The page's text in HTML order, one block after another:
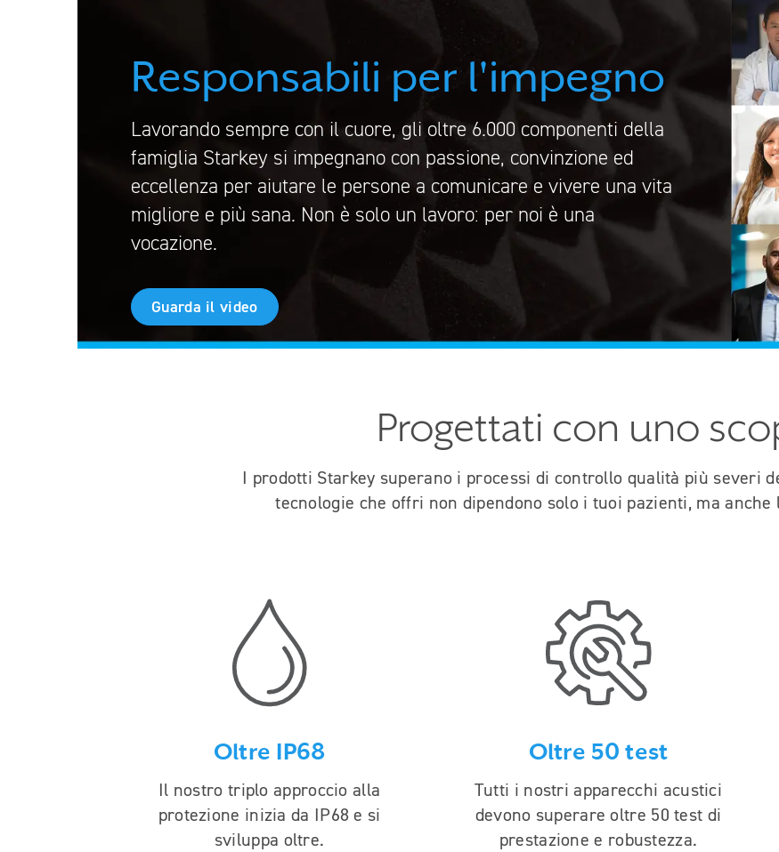
Responsabili per l'impegno
Lavorando sempre con il cuore, gli oltre 6.000 componenti della
famiglia Starkey si impegnano con passione, convinzione ed
eccellenza per aiutare le persone a comunicare e vivere una vita
migliore e più sana. Non è solo un lavoro: per noi è una
vocazione.
Guarda il video
Progettati con uno
I prodotti Starkey superano i processi di controllo qualità più severi
tecnologie che offri non dipendono solo i tuoi pazienti, ma anche
Oltre IP68
Il nostro triplo approccio alla
protezione inizia da IP68 e si
sviluppa oltre.
Oltre 50 test
Tutti i nostri apparecchi acustici
devono superare oltre 50 test di
prestazione e robustezza.